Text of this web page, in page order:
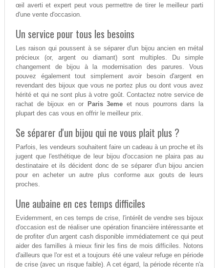
œil averti et expert peut vous permettre de tirer le meilleur parti
d'une vente d'occasion.
Un service pour tous les besoins
Les raison qui poussent à se séparer d'un bijou ancien en métal
précieux (or, argent ou diamant) sont multiples. Du simple
changement de bijou à la modernisation des parures. Vous
pouvez également tout simplement avoir besoin d'argent en
revendant des bijoux que vous ne portez plus ou dont vous avez
hérité et qui ne sont plus à votre goût. Contactez notre service de
rachat de bijoux en or Paris 3eme et nous pourrons dans la
plupart des cas vous en offrir le meilleur prix.
Se séparer d'un bijou qui ne vous plait plus ?
Parfois, les vendeurs souhaitent faire un cadeau à un proche et ils
jugent que l'esthétique de leur bijou d'occasion ne plaira pas au
destinataire et ils décident donc de se séparer d'un bijou ancien
pour en acheter un autre plus conforme aux gouts de leurs
proches.
Une aubaine en ces temps difficiles
Evidemment, en ces temps de crise, l'intérêt de vendre ses bijoux
d'occasion est de réaliser une opération financière intéressante et
de profiter d'un argent cash disponible immédiatement ce qui peut
aider des familles à mieux finir les fins de mois difficiles. Notons
d'ailleurs que l'or est et a toujours été une valeur refuge en période
de crise (avec un risque faible). A cet égard, la période récente n'a